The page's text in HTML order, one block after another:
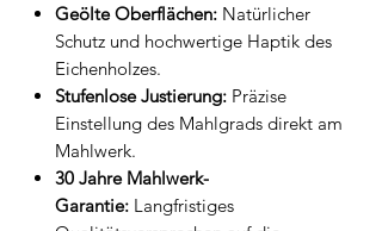
Geölte Oberflächen: Natürlicher
Schutz und hochwertige Haptik des
Eichenholzes.
Stufenlose Justierung: Präzise
Einstellung des Mahlgrads direkt am
Mahlwerk.
30 Jahre Mahlwerk-
Garantie: Langfristiges